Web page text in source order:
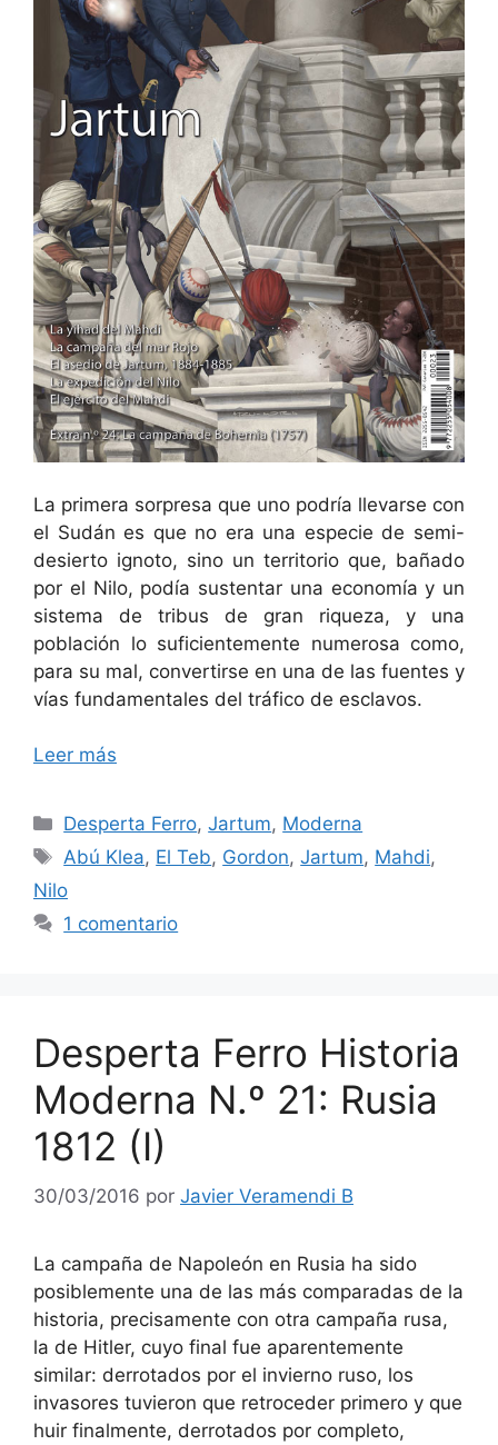
La primera sorpresa que uno podría llevarse con
el Sudán es que no era una especie de semi-
desierto ignoto, sino un territorio que, bañado
por el Nilo, podía sustentar una economía y un
sistema de tribus de gran riqueza, y una
población lo suficientemente numerosa como,
para su mal, convertirse en una de las fuentes y
vías fundamentales del tráfico de esclavos.
Leer más
Categorías
Desperta Ferro,Jartum, Moderna
Etiquetas
Abú Klea, El Teb, Gordon,Jartum, Mahdi,
Nilo
1 comentario
Desperta Ferro Historia
Moderna N.º 21: Rusia
1812 (I)
30/03/2016 por Javier Veramendi B
La campaña de Napoleón en Rusia ha sido
posiblemente una de las más comparadas de la
historia, precisamente con otra campaña rusa,
la de Hitler, cuyo final fue aparentemente
similar: derrotados por el invierno ruso, los
invasores tuvieron que retroceder primero y que
huir finalmente, derrotados por completo,